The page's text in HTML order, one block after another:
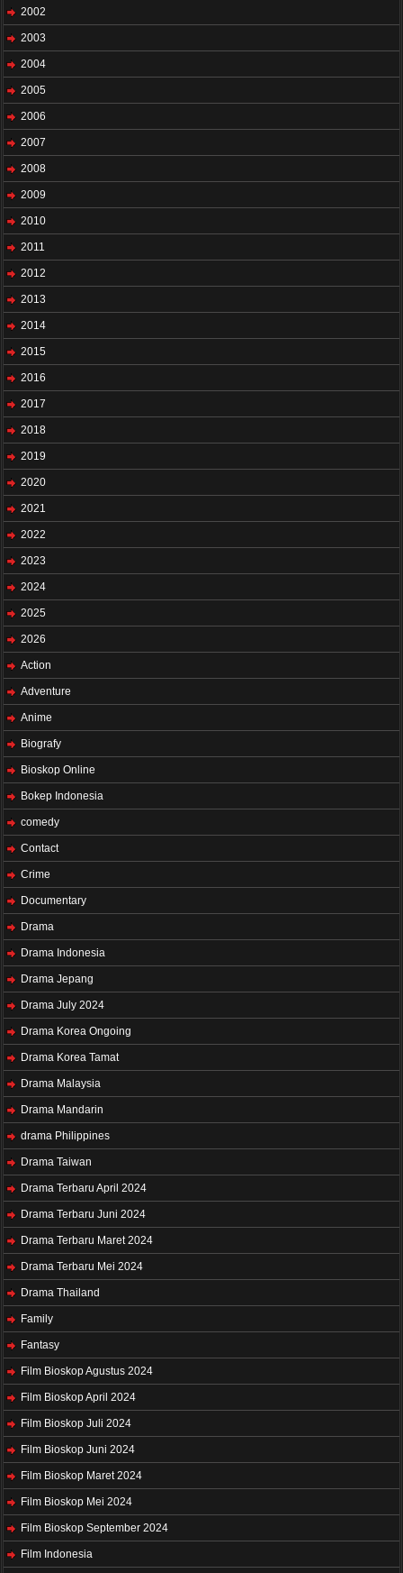
2002
2003
2004
2005
2006
2007
2008
2009
2010
2011
2012
2013
2014
2015
2016
2017
2018
2019
2020
2021
2022
2023
2024
2025
2026
Action
Adventure
Anime
Biografy
Bioskop Online
Bokep Indonesia
comedy
Contact
Crime
Documentary
Drama
Drama Indonesia
Drama Jepang
Drama July 2024
Drama Korea Ongoing
Drama Korea Tamat
Drama Malaysia
Drama Mandarin
drama Philippines
Drama Taiwan
Drama Terbaru April 2024
Drama Terbaru Juni 2024
Drama Terbaru Maret 2024
Drama Terbaru Mei 2024
Drama Thailand
Family
Fantasy
Film Bioskop Agustus 2024
Film Bioskop April 2024
Film Bioskop Juli 2024
Film Bioskop Juni 2024
Film Bioskop Maret 2024
Film Bioskop Mei 2024
Film Bioskop September 2024
Film Indonesia